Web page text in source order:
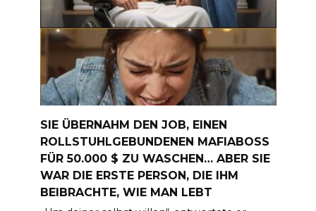
SIE ÜBERNAHM DEN JOB, EINEN
ROLLSTUHLGEBUNDENEN MAFIABOSS
FÜR 50.000 $ ZU WASCHEN… ABER SIE
WAR DIE ERSTE PERSON, DIE IHM
BEIBRACHTE, WIE MAN LEBT